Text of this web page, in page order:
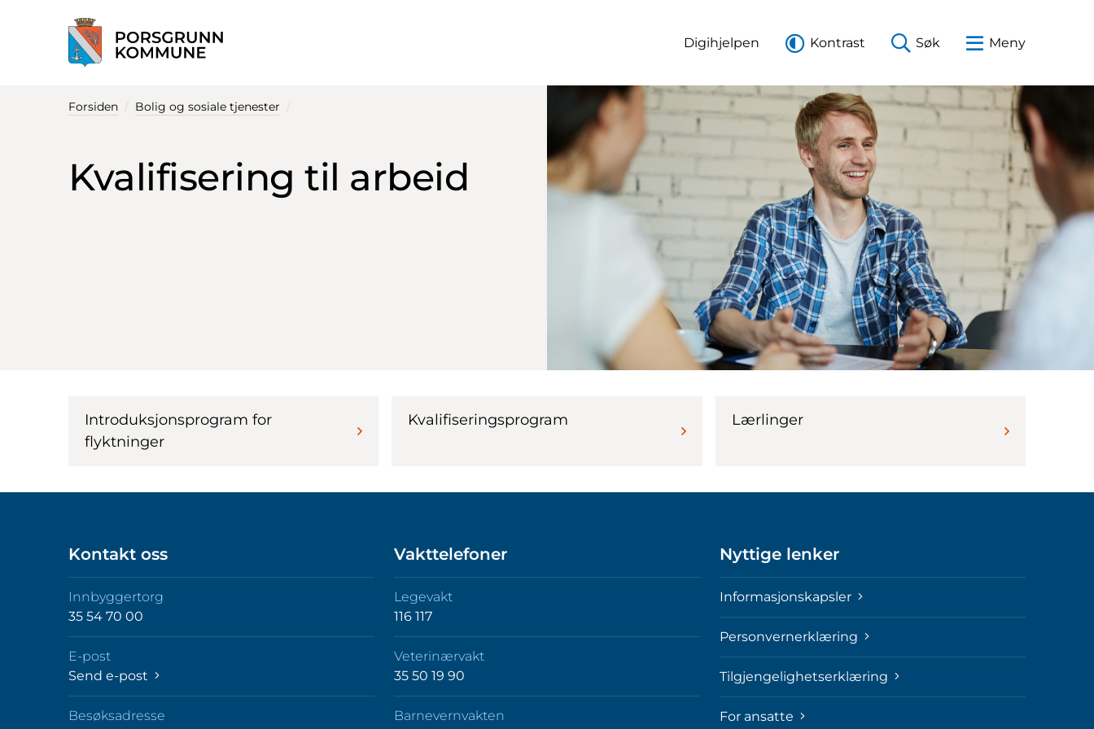
Digihjelpen Kontrast Søk Meny
Forsiden Bolig og sosiale tjenester
Kvalifisering til arbeid
Introduksjonsprogram for
flyktninger
Kvalifiseringsprogram Lærlinger
Kontakt oss
Innbyggertorg
35 54 70 00
E-post
Send e-post
Besøksadresse
Vakttelefoner
Legevakt
116 117
Veterinærvakt
35 50 19 90
Barnevernvakten
Nyttige lenker
Informasjonskapsler
Personvernerklæring
Tilgjengelighetserklæring
For ansatte